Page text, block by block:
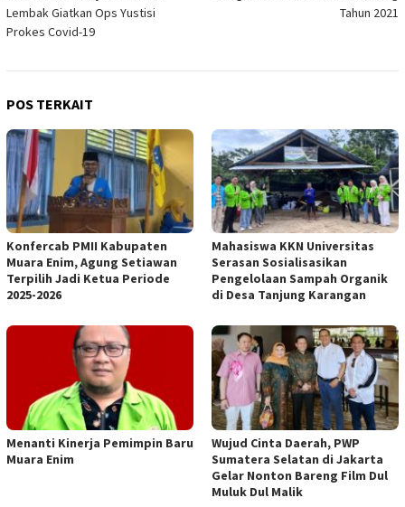
Lembak Giatkan Ops Yustisi
Prokes Covid-19
Tahun 2021
POS TERKAIT
Konfercab PMII Kabupaten
Muara Enim, Agung Setiawan
Terpilih Jadi Ketua Periode
2025-2026
Mahasiswa KKN Universitas
Serasan Sosialisasikan
Pengelolaan Sampah Organik
di Desa Tanjung Karangan
Menanti Kinerja Pemimpin Baru
Muara Enim
Wujud Cinta Daerah, PWP
Sumatera Selatan di Jakarta
Gelar Nonton Bareng Film Dul
Muluk Dul Malik